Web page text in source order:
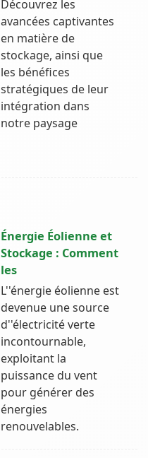
Découvrez les
avancées captivantes
en matière de
stockage, ainsi que
les bénéfices
stratégiques de leur
intégration dans
notre paysage
Énergie Éolienne et
Stockage : Comment
les
L''énergie éolienne est
devenue une source
d''électricité verte
incontournable,
exploitant la
puissance du vent
pour générer des
énergies
renouvelables.